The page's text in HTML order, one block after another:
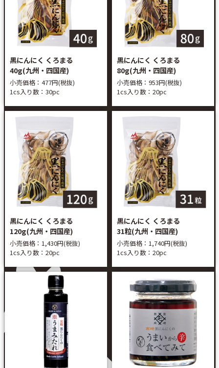
黒にんにく くろまる
40g(九州・四国産)
小売価格：477円(税抜)
1cs入り数：30pc
黒にんにく くろまる
80g(九州・四国産)
小売価格：953円(税抜)
1cs入り数：20pc
黒にんにく くろまる
120g(九州・四国産)
小売価格：1,430円(税抜)
1cs入り数：20pc
黒にんにく くろまる
31粒(九州・四国産)
小売価格：1,740円(税抜)
1cs入り数：20pc